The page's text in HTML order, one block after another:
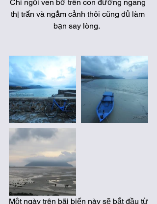
Chỉ ngồi ven bờ trên con đường ngang
thị trấn và ngắm cảnh thôi cũng đủ làm
bạn say lòng.
Một ngày trên bãi biển này sẽ bắt đầu từ